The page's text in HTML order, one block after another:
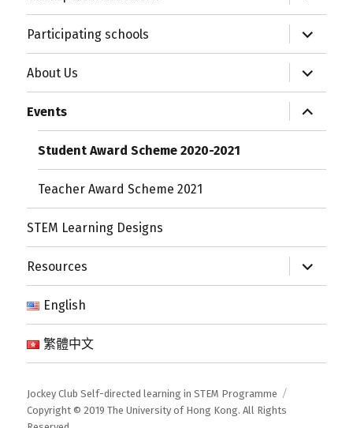
child
menu
Participating schools
expand
child
menu
About Us
expand
child
menu
Events
expand
child
menu
Student Award Scheme 2020-2021
Teacher Award Scheme 2021
STEM Learning Designs
Resources
expand
child
menu
English
繁體中文
Jockey Club Self-directed learning in STEM Programme
Copyright © 2019 The University of Hong Kong. All Rights